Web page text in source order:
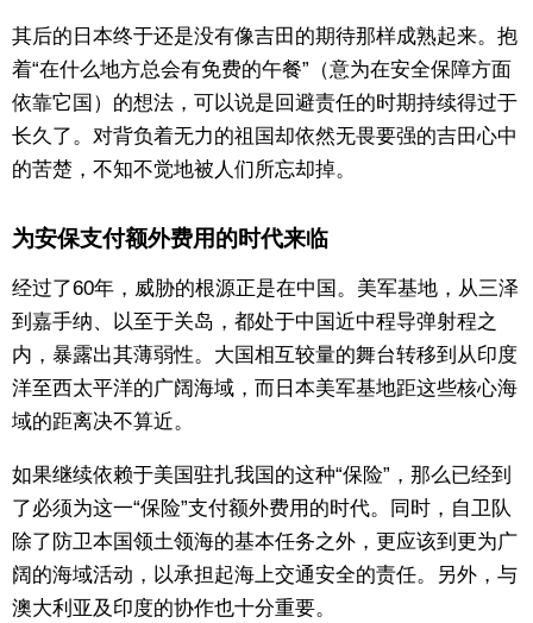
其后的日本终于还是没有像吉田的期待那样成熟起来。抱
着“在什么地方总会有免费的午餐”（意为在安全保障方面
依靠它国）的想法，可以说是回避责任的时期持续得过于
长久了。对背负着无力的祖国却依然无畏要强的吉田心中
的苦楚，不知不觉地被人们所忘却掉。
为安保支付额外费用的时代来临
经过了60年，威胁的根源正是在中国。美军基地，从三泽
到嘉手纳、以至于关岛，都处于中国近中程导弹射程之
内，暴露出其薄弱性。大国相互较量的舞台转移到从印度
洋至西太平洋的广阔海域，而日本美军基地距这些核心海
域的距离决不算近。
如果继续依赖于美国驻扎我国的这种“保险”，那么已经到
了必须为这一“保险”支付额外费用的时代。同时，自卫队
除了防卫本国领土领海的基本任务之外，更应该到更为广
阔的海域活动，以承担起海上交通安全的责任。另外，与
澳大利亚及印度的协作也十分重要。